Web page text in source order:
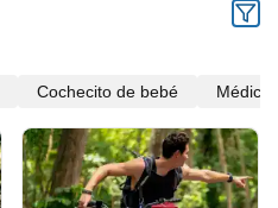
Cochecito de bebé Médico